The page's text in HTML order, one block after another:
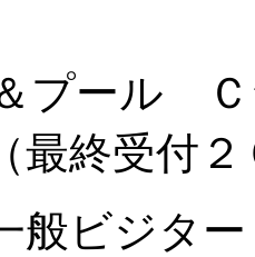
プール
最終受付
ジター